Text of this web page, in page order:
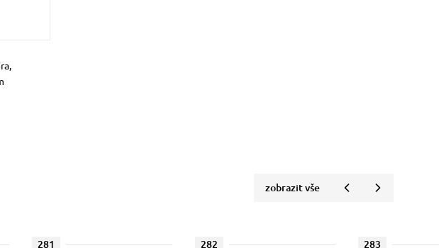
zobrazit vše
281 282 283